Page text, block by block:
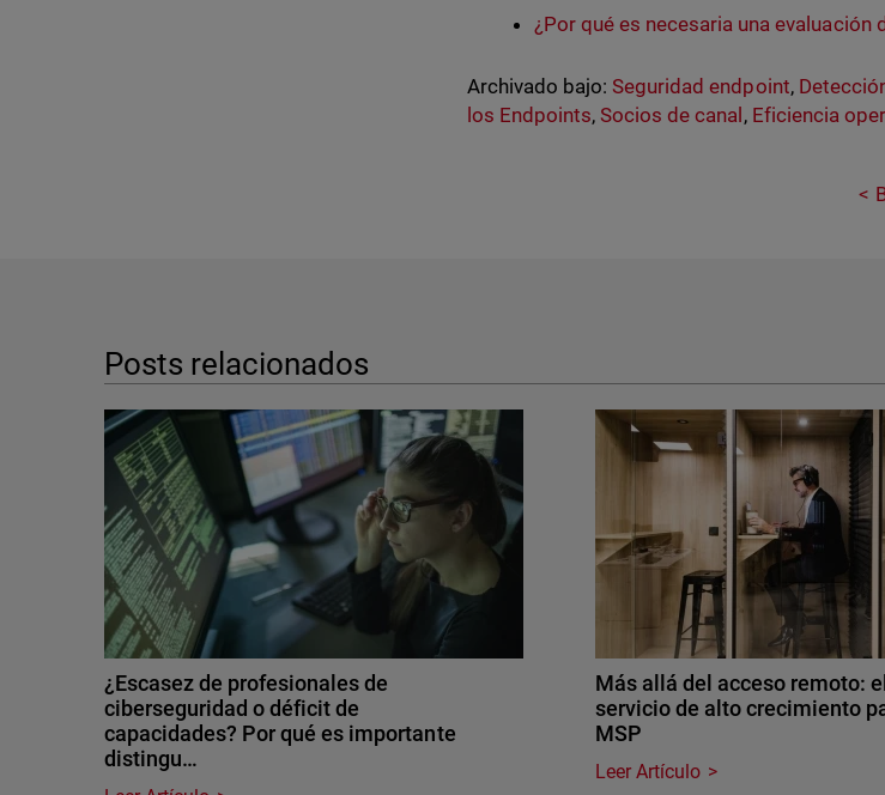
¿Por qué es necesaria una
Archivado bajo: Seguridad endpoint,
los Endpoints,Socios de canal , Eficiencia
Posts relacionados
¿Escasez de profesionales de
ciberseguridad o déficit de
capacidades? Por qué es importante
distingu…
Más allá del acceso remoto:
servicio de alto crecimiento
MSP
Leer Artículo